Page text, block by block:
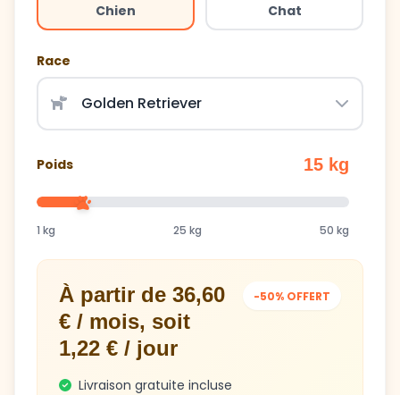
Chien Chat
Race
Poids 15 kg
1 kg 25 kg 50 kg
À partir de 36,60
€ / mois, soit
1,22 € / jour
-50% OFFERT
Livraison gratuite incluse